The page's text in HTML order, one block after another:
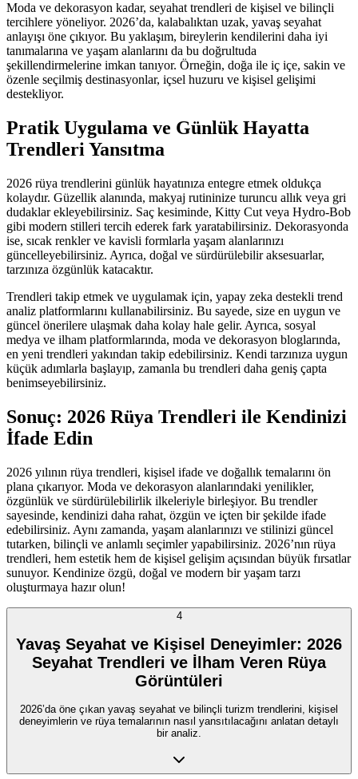
Moda ve dekorasyon kadar, seyahat trendleri de kişisel ve bilinçli
tercihlere yöneliyor. 2026’da, kalabalıktan uzak, yavaş seyahat
anlayışı öne çıkıyor. Bu yaklaşım, bireylerin kendilerini daha iyi
tanımalarına ve yaşam alanlarını da bu doğrultuda
şekillendirmelerine imkan tanıyor. Örneğin, doğa ile iç içe, sakin ve
özenle seçilmiş destinasyonlar, içsel huzuru ve kişisel gelişimi
destekliyor.
Pratik Uygulama ve Günlük Hayatta
Trendleri Yansıtma
2026 rüya trendlerini günlük hayatınıza entegre etmek oldukça
kolaydır. Güzellik alanında, makyaj rutininize turuncu allık veya gri
dudaklar ekleyebilirsiniz. Saç kesiminde, Kitty Cut veya Hydro-Bob
gibi modern stilleri tercih ederek fark yaratabilirsiniz. Dekorasyonda
ise, sıcak renkler ve kavisli formlarla yaşam alanlarınızı
güncelleyebilirsiniz. Ayrıca, doğal ve sürdürülebilir aksesuarlar,
tarzınıza özgünlük katacaktır.
Trendleri takip etmek ve uygulamak için, yapay zeka destekli trend
analiz platformlarını kullanabilirsiniz. Bu sayede, size en uygun ve
güncel önerilere ulaşmak daha kolay hale gelir. Ayrıca, sosyal
medya ve ilham platformlarında, moda ve dekorasyon bloglarında,
en yeni trendleri yakından takip edebilirsiniz. Kendi tarzınıza uygun
küçük adımlarla başlayıp, zamanla bu trendleri daha geniş çapta
benimseyebilirsiniz.
Sonuç: 2026 Rüya Trendleri ile Kendinizi
İfade Edin
2026 yılının rüya trendleri, kişisel ifade ve doğallık temalarını ön
plana çıkarıyor. Moda ve dekorasyon alanlarındaki yenilikler,
özgünlük ve sürdürülebilirlik ilkeleriyle birleşiyor. Bu trendler
sayesinde, kendinizi daha rahat, özgün ve içten bir şekilde ifade
edebilirsiniz. Aynı zamanda, yaşam alanlarınızı ve stilinizi güncel
tutarken, bilinçli ve anlamlı seçimler yapabilirsiniz. 2026’nın rüya
trendleri, hem estetik hem de kişisel gelişim açısından büyük fırsatlar
sunuyor. Kendinize özgü, doğal ve modern bir yaşam tarzı
oluşturmaya hazır olun!
4
Yavaş Seyahat ve Kişisel Deneyimler: 2026
Seyahat Trendleri ve İlham Veren Rüya
Görüntüleri
2026’da öne çıkan yavaş seyahat ve bilinçli turizm trendlerini, kişisel
deneyimlerin ve rüya temalarının nasıl yansıtılacağını anlatan detaylı
bir analiz.